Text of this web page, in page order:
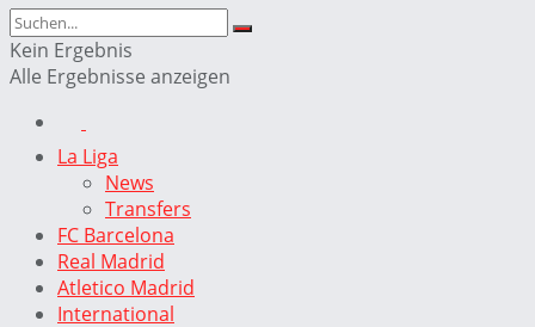
Kein Ergebnis
Alle Ergebnisse anzeigen
La Liga
News
Transfers
FC Barcelona
Real Madrid
Atletico Madrid
International